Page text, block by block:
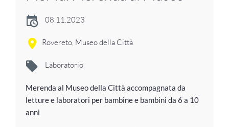
08.11.2023
Rovereto, Museo della Città
Laboratorio
Merenda al Museo della Città accompagnata da
letture e laboratori per bambine e bambini da 6 a 10
anni